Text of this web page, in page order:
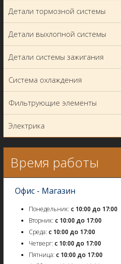
Детали тормозной системы
Детали выхлопной системы
Детали системы зажигания
Система охлаждения
Фильтрующие элементы
Электрика
Время работы
Офис - Магазин
Понедельник: с 10:00 до 17:00
Вторник: с 10:00 до 17:00
Среда: с 10:00 до 17:00
Четверг: с 10:00 до 17:00
Пятница: с 10:00 до 17:00